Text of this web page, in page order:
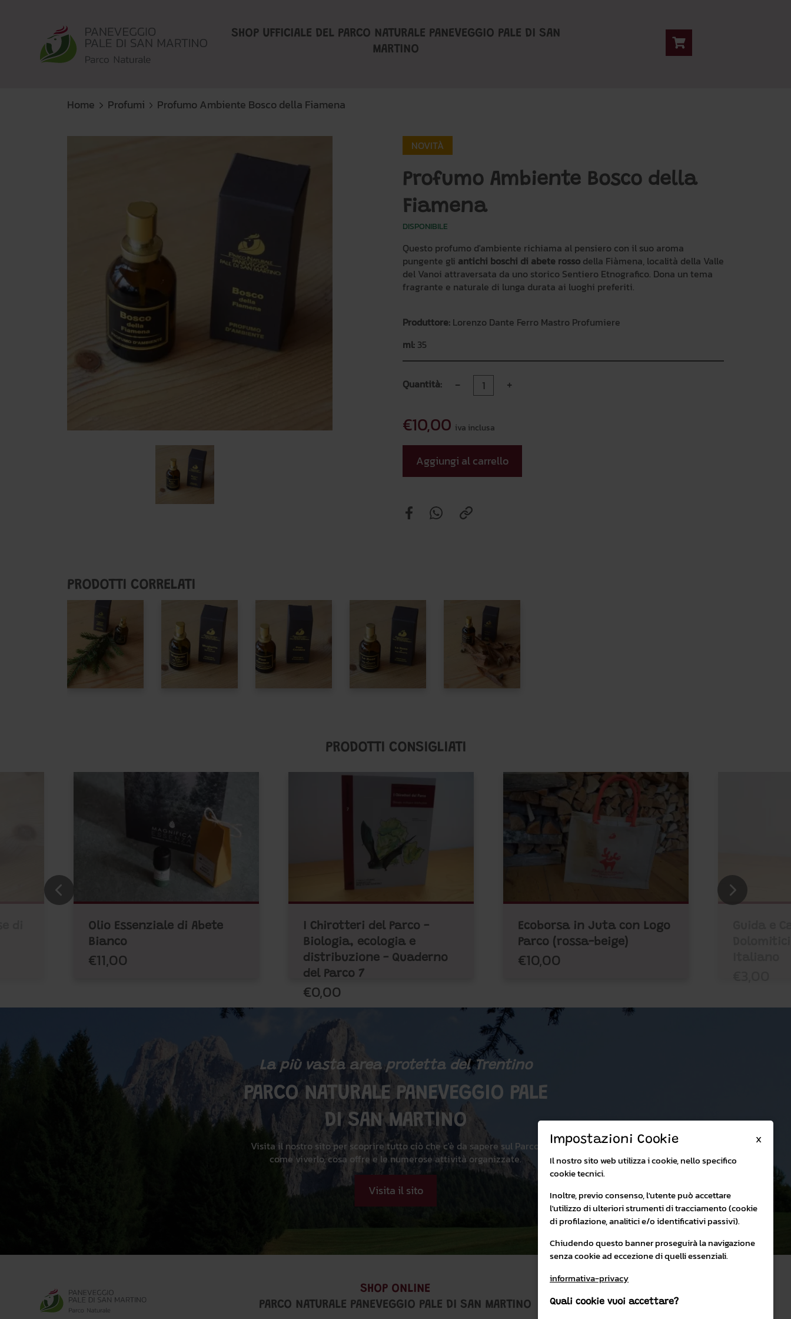
SHOP UFFICIALE DEL PARCO NATURALE PANEVEGGIO PALE DI SAN
MARTINO
Home Profumi Profumo Ambiente Bosco della Fiamena
NOVITÀ
Profumo Ambiente Bosco della
Fiamena
DISPONIBILE
Questo profumo d'ambiente richiama al pensiero con il suo aroma
pungente gli antichi boschi di abete rosso della Fiàmena, località della Valle
del Vanoi attraversata da uno storico Sentiero Etnografico. Dona un tema
fragrante e naturale di lunga durata ai luoghi preferiti.
Produttore: Lorenzo Dante Ferro Mastro Profumiere
ml: 35
Quantità: - +
€10,00 iva inclusa
Aggiungi al carrello
PRODOTTI CORRELATI
PRODOTTI CONSIGLIATI
Olio Essenziale di Abete
Bianco
€11,00
I Chirotteri del Parco -
Biologia, ecologia e
distribuzione - Quaderno
del Parco 7
€0,00
Ecoborsa in Juta con Logo
Parco (rossa-beige)
€10,00
La più vasta area protetta del Trentino
PARCO NATURALE PANEVEGGIO PALE
DI SAN MARTINO
Visita il nostro sito per scoprire tutto ciò che c'è da sapere sul Parco:
come viverlo, cosa offre e le numerose attività organizzate.
Visita il sito
SHOP ONLINE
PARCO NATURALE PANEVEGGIO PALE DI SAN MARTINO
X
Impostazioni Cookie
Il nostro sito web utilizza i cookie, nello specifico
cookie tecnici.
Inoltre, previo consenso, l'utente può accettare
l'utilizzo di ulteriori strumenti di tracciamento (cookie
di profilazione, analitici e/o identificativi passivi).
Chiudendo questo banner proseguirà la navigazione
senza cookie ad eccezione di quelli essenziali.
informativa-privacy
Quali cookie vuoi accettare?